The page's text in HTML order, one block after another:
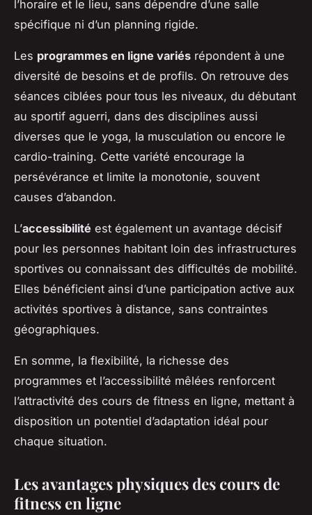
l’horaire et le lieu, sans dépendre d’une salle
spécifique ni d’un planning rigide.
Les programmes en ligne variés répondent à une
diversité de besoins et de profils. On retrouve des
séances ciblées pour tous les niveaux, du débutant
au sportif aguerri, dans des disciplines aussi
diverses que le yoga, la musculation ou encore le
cardio-training. Cette variété encourage la
persévérance et limite la monotonie, souvent
causes d’abandon.
L’accessibilité est également un avantage décisif
pour les personnes habitant loin des infrastructures
sportives ou connaissant des difficultés de mobilité.
Elles bénéficient ainsi d’une participation active aux
activités sportives à distance, sans contraintes
géographiques.
En somme, la flexibilité, la richesse des
programmes et l’accessibilité mêlées renforcent
l’attractivité des cours de fitness en ligne, mettant à
disposition un potentiel d’adaptation idéal pour
chaque situation.
Les avantages physiques des cours de
fitness en ligne